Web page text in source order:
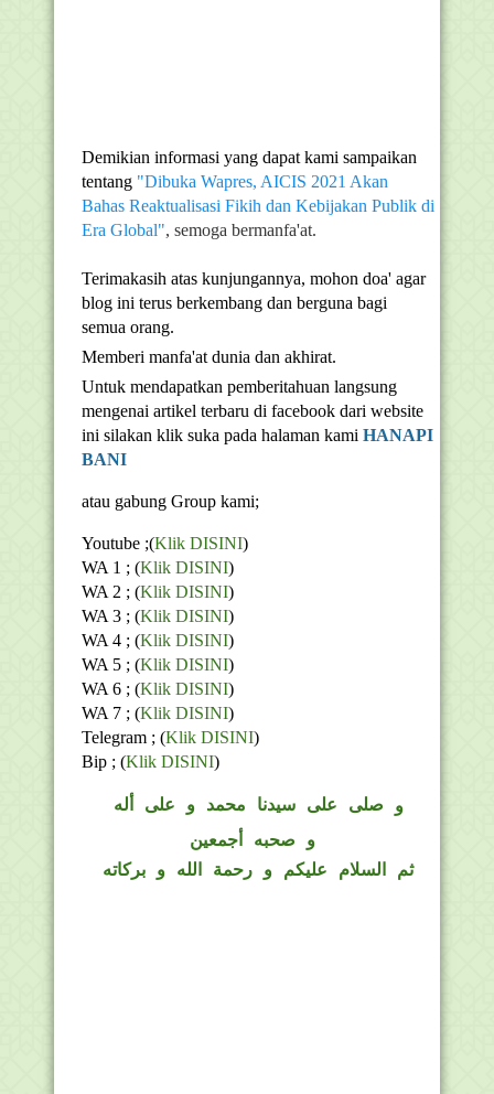
Demikian informasi yang dapat kami sampaikan
tentang "Dibuka Wapres, AICIS 2021 Akan
Bahas Reaktualisasi Fikih dan Kebijakan Publik di
Era Global", semoga bermanfa'at.
Terimakasih atas kunjungannya, mohon doa' agar
blog ini terus berkembang dan berguna bagi
semua orang.
Memberi manfa'at dunia dan akhirat.
Untuk mendapatkan pemberitahuan langsung
mengenai artikel terbaru di facebook dari website
ini silakan klik suka pada halaman kami HANAPI
BANI
atau gabung Group kami;
Youtube ;(Klik DISINI)
WA 1 ; (Klik DISINI)
WA 2 ; (Klik DISINI)
WA 3 ; (Klik DISINI)
WA 4 ; (Klik DISINI)
WA 5 ; (Klik DISINI)
WA 6 ; (Klik DISINI)
WA 7 ; (Klik DISINI)
Telegram ; (Klik DISINI)
Bip ; (Klik DISINI)
و
صلى على سيدنا محمد و على أله
و صحبه أجمعين
ثم السلام عليكم و رحمة الله و بركاته